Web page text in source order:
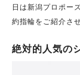
日は新潟プロポー
約指輪をご紹介さ
絶対的人気の